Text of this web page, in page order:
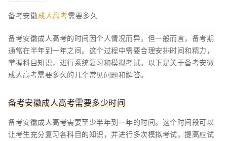
备考安徽成人高考需要多久
备考安徽成人高考的时间因个人情况而异，但一般而言，备考期
通常在半年到一年之间。这个过程中需要合理安排时间和精力，
掌握科目知识，进行系统复习和模拟考试。以下是关于备考安徽
成人高考需要多久的几个常见问题和解答。
备考安徽成人高考需要多少时间
备考安徽成人高考需要至少半年到一年的时间。这个时间段可以
让考生充分复习各科目的知识，并进行多次模拟考试，提高应试